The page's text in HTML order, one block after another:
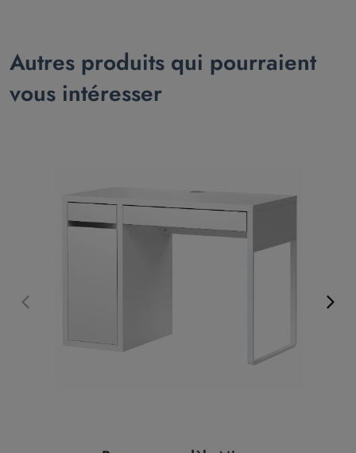
Autres produits qui pourraient
vous intéresser